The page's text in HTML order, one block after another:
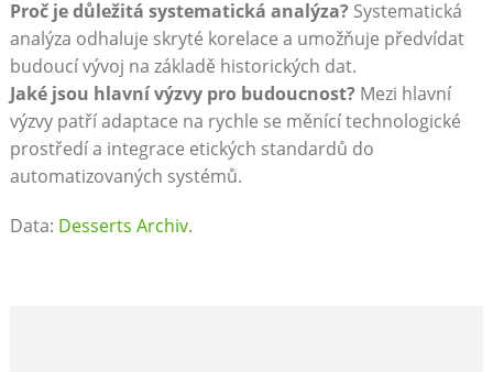
Proč je důležitá systematická analýza? Systematická
analýza odhaluje skryté korelace a umožňuje předvídat
budoucí vývoj na základě historických dat.
Jaké jsou hlavní výzvy pro budoucnost? Mezi hlavní
výzvy patří adaptace na rychle se měnící technologické
prostředí a integrace etických standardů do
automatizovaných systémů.
Data: Desserts Archiv.